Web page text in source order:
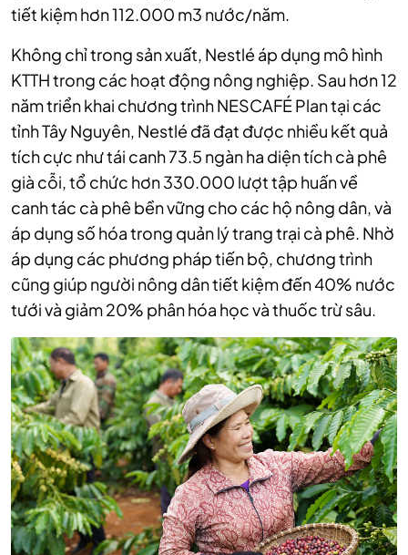
tiết kiệm hơn 112.000 m3 nước/năm.
Không chỉ trong sản xuất, Nestlé áp dụng mô hình
KTTH trong các hoạt động nông nghiệp. Sau hơn 12
năm triển khai chương trình NESCAFÉ Plan tại các
tỉnh Tây Nguyên, Nestlé đã đạt được nhiều kết quả
tích cực như tái canh 73.5 ngàn ha diện tích cà phê
già cỗi, tổ chức hơn 330.000 lượt tập huấn về
canh tác cà phê bền vững cho các hộ nông dân, và
áp dụng số hóa trong quản lý trang trại cà phê. Nhờ
áp dụng các phương pháp tiến bộ, chương trình
cũng giúp người nông dân tiết kiệm đến 40% nước
tưới và giảm 20% phân hóa học và thuốc trừ sâu.